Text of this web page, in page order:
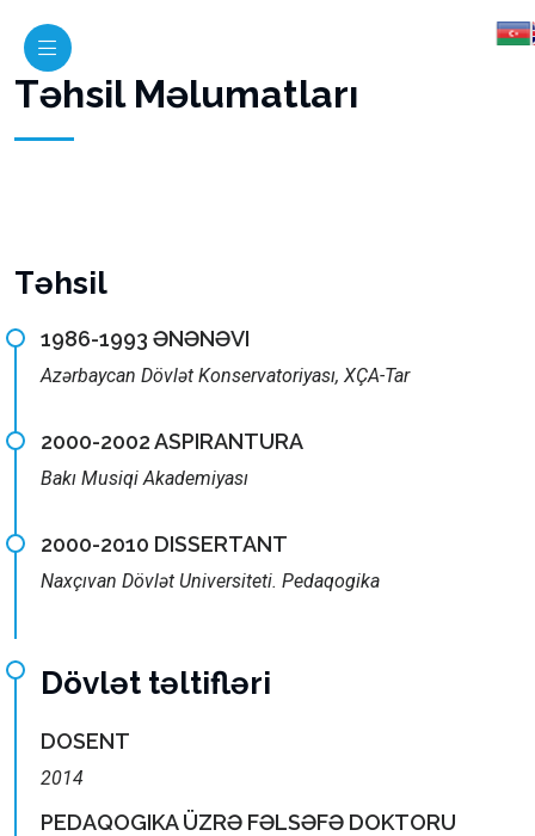
Təhsil Məlumatları
Təhsil
1986-1993 ƏNƏNƏVI
Azərbaycan Dövlət Konservatoriyası, XÇA-Tar
2000-2002 ASPIRANTURA
Bakı Musiqi Akademiyası
2000-2010 DISSERTANT
Naxçıvan Dövlət Universiteti. Pedaqogika
Dövlət təltifləri
DOSENT
2014
PEDAQOGIKA ÜZRƏ FƏLSƏFƏ DOKTORU